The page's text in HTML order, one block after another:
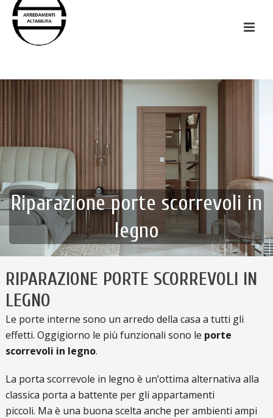
Riparazione porte scorrevoli in
legno
RIPARAZIONE PORTE SCORREVOLI IN
LEGNO
Le porte interne sono un arredo della casa a tutti gli
effetti. Oggigiorno le più funzionali sono le porte
scorrevoli in legno.
La porta scorrevole in legno è un’ottima alternativa alla
classica porta a battente per gli appartamenti
piccoli. Ma è una buona scelta anche per ambienti ampi